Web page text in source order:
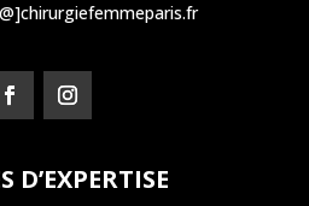
D’EXPERTISE